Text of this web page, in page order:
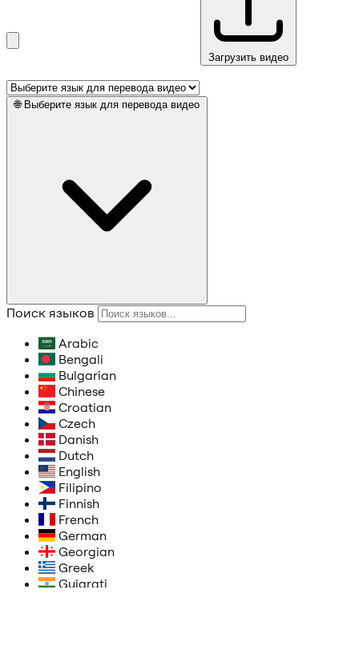
Загрузить видео
🌐 Выберите язык для перевода видео
Поиск языков
Arabic
Bengali
Bulgarian
Chinese
Croatian
Czech
Danish
Dutch
English
Filipino
Finnish
French
German
Georgian
Greek
Gujarati